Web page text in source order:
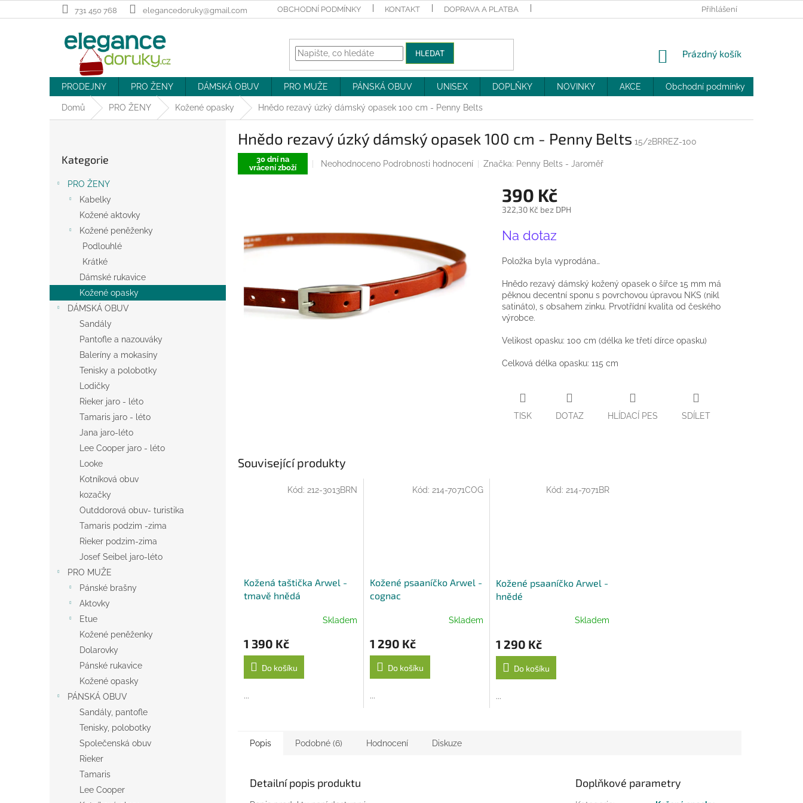
na
731 450 768 elegancedoruky@gmail.com OBCHODNÍ PODMÍNKY KONTAKT DOPRAVA A PLATBA MOJE OBJEDNÁVKA
Přihlášení
HLEDAT
NÁKUPNÍ
Prázdný košík
PRODEJNY PRO ŽENY DÁMSKÁ OBUV PRO MUŽE PÁNSKÁ OBUV UNISEX DOPLŇKY NOVINKY AKCE Obchodní podmínky
Domů PRO ŽENY Kožené opasky Hnědo rezavý úzký dámský opasek 100 cm - Penny Belts
e
l
kategorie
Kategorie
PRO ŽENY
Kabelky
Kožené aktovky
Kožené peněženky
Podlouhlé
Krátké
Dámské rukavice
Kožené opasky
DÁMSKÁ OBUV
Sandály
Pantofle a nazouváky
Baleríny a mokasíny
Tenisky a polobotky
Lodičky
Rieker jaro - léto
Tamaris jaro - léto
Jana jaro-léto
Lee Cooper jaro - léto
Looke
Kotníková obuv
kozačky
Outddorová obuv- turistika
Tamaris podzim -zima
Rieker podzim-zima
Josef Seibel jaro-léto
PRO MUŽE
Pánské brašny
Aktovky
Etue
Kožené peněženky
Dolarovky
Pánské rukavice
Kožené opasky
PÁNSKÁ OBUV
Sandály, pantofle
Tenisky, polobotky
Společenská obuv
Rieker
Tamaris
Lee Cooper
Hnědo rezavý úzký dámský opasek 100 cm - Penny Belts 15/2BRREZ-100
30 dní na
vrácení zboží
Průměrné
5
hvězdiček.
Neohodnoceno Podrobnosti hodnocení Značka: Penny Belts - Jaroměř
390 Kč
322,30 Kč bez DPH
cena:
Na dotaz
Položka byla vyprodána…
Hnědo rezavý dámský kožený opasek o šířce 15 mm má
pěknou decentní sponu s povrchovou úpravou NKS (nikl
satináto), s obsahem zinku. Prvotřídní kvalita od českého
výrobce.
Velikost opasku: 100 cm (délka ke třetí dírce opasku)
Celková délka opasku: 115 cm
TISK DOTAZ HLÍDACÍ PES SDÍLET
Související produkty
Kožená taštička Arwel -
tmavě hnědá
Skladem
1 390 Kč
Do košíku
...
Kód: 212-3013BRN
Kožené psaaníčko Arwel -
cognac
Skladem
1 290 Kč
Do košíku
...
Kód: 214-7071COG
Kožené psaaníčko Arwel -
hnědé
Skladem
1 290 Kč
Do košíku
...
Kód:214-7071BR
Popis Podobné (6) Hodnocení Diskuze
Detailní popis produktu Doplňkové parametry